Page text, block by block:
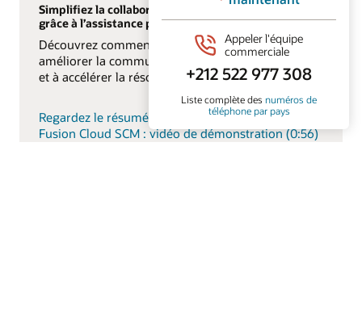
Simplifiez la collaboration avec les fournisseurs
grâce à l’assistance par IA
Découvrez comment l’IA aide les équipes achats à
améliorer la communication avec les fournisseurs
et à accélérer la résolution des problèmes.
Regardez le résumé de la négociation dans Oracle
Fusion Cloud SCM : vidéo de démonstration (0:56)